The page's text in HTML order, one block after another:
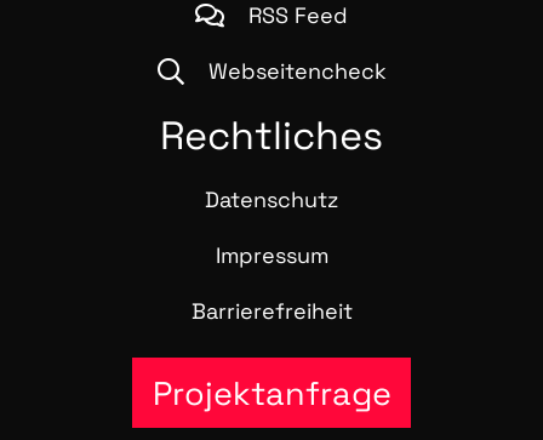
RSS Feed
Webseitencheck
Recht­li­ches
Daten­schutz
Impres­sum
Bar­rie­re­frei­heit
Projektanfrage